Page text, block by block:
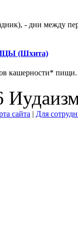
- дни между
(Шхита)
кашерности*
сайта | Для